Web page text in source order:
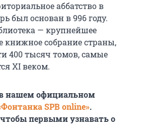
аббатство в
был основанв 996 году.
— крупнейшее
книжное собрание страны,
400 тысяч томов, самые
XI веком.
нашем официальном
SPB online».
первыми узнавать о